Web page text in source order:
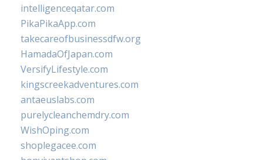
intelligenceqatar.com
PikaPikaApp.com
takecareofbusinessdfw.org
HamadaOfJapan.com
VersifyLifestyle.com
kingscreekadventures.com
antaeuslabs.com
purelycleanchemdry.com
WishOping.com
shoplegacee.com